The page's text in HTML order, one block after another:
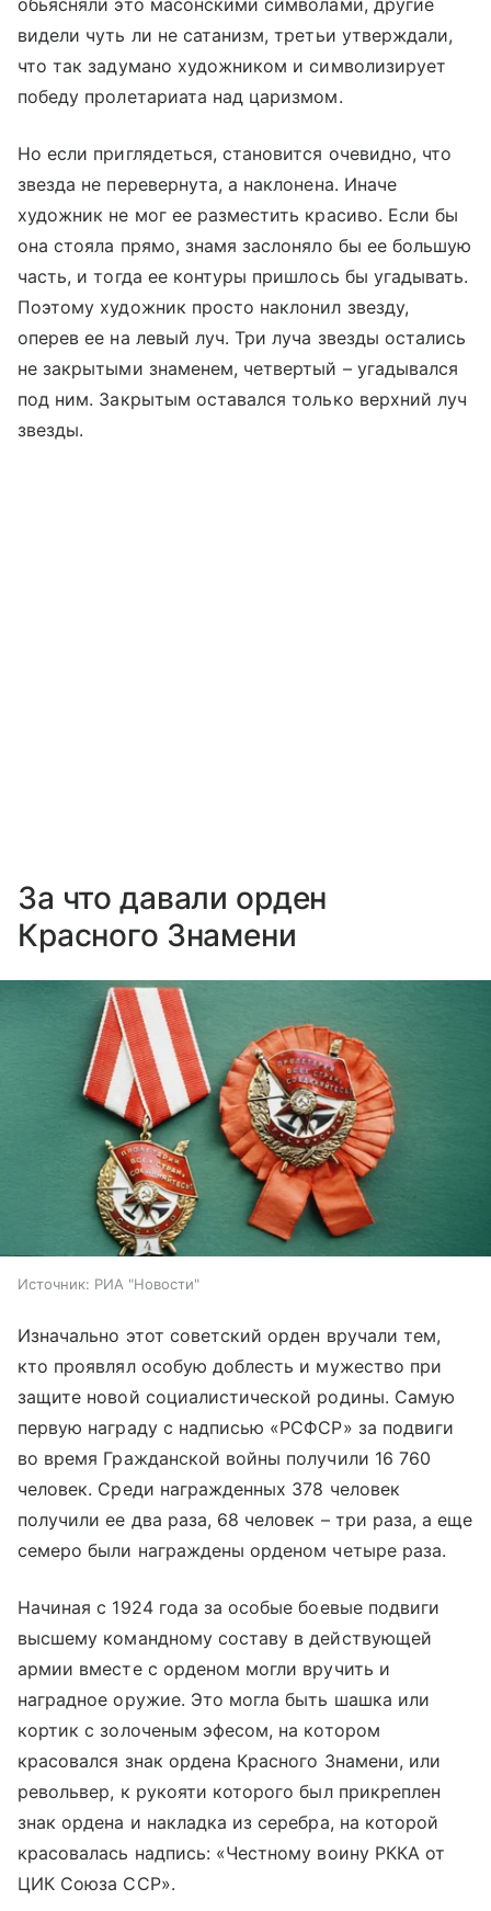
видели чуть ли не сатанизм, третьи утверждали,
что так задумано художником и символизирует
победу пролетариата над царизмом.
Но если приглядеться, становится очевидно, что
звезда не перевернута, а наклонена. Иначе
художник не мог ее разместить красиво. Если бы
она стояла прямо, знамя заслоняло бы ее большую
часть, и тогда ее контуры пришлось бы угадывать.
Поэтому художник просто наклонил звезду,
оперев ее на левый луч. Три луча звезды остались
не закрытыми знаменем, четвертый – угадывался
под ним. Закрытым оставался только верхний луч
звезды.
За что давали орден
Красного Знамени
Источник: РИА "Новости"
Изначально этот советский орден вручали тем,
кто проявлял особую доблесть и мужество при
защите новой социалистической родины. Самую
первую награду с надписью «РСФСР» за подвиги
во время Гражданской войны получили 16 760
человек. Среди награжденных 378 человек
получили ее два раза, 68 человек – три раза, а еще
семеро были награждены орденом четыре раза.
Начиная с 1924 года за особые боевые подвиги
высшему командному составу в действующей
армии вместе с орденом могли вручить и
наградное оружие. Это могла быть шашка или
кортик с золоченым эфесом, на котором
красовался знак ордена Красного Знамени, или
револьвер, к рукояти которого был прикреплен
знак ордена и накладка из серебра, на которой
красовалась надпись: «Честному воину РККА от
ЦИК Союза ССР».